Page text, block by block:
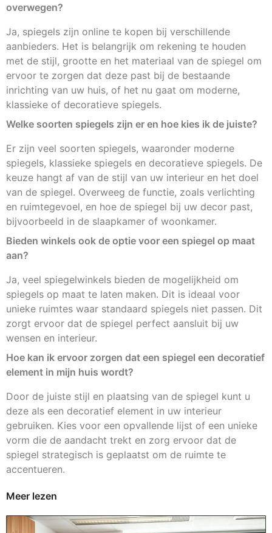
overwegen?
Ja, spiegels zijn online te kopen bij verschillende
aanbieders. Het is belangrijk om rekening te houden
met de stijl, grootte en het materiaal van de spiegel om
ervoor te zorgen dat deze past bij de bestaande
inrichting van uw huis, of het nu gaat om moderne,
klassieke of decoratieve spiegels.
Welke soorten spiegels zijn er en hoe kies ik de juiste?
Er zijn veel soorten spiegels, waaronder moderne
spiegels, klassieke spiegels en decoratieve spiegels. De
keuze hangt af van de stijl van uw interieur en het doel
van de spiegel. Overweeg de functie, zoals verlichting
en ruimtegevoel, en hoe de spiegel bij uw decor past,
bijvoorbeeld in de slaapkamer of woonkamer.
Bieden winkels ook de optie voor een spiegel op maat
aan?
Ja, veel spiegelwinkels bieden de mogelijkheid om
spiegels op maat te laten maken. Dit is ideaal voor
unieke ruimtes waar standaard spiegels niet passen. Dit
zorgt ervoor dat de spiegel perfect aansluit bij uw
wensen en interieur.
Hoe kan ik ervoor zorgen dat een spiegel een decoratief
element in mijn huis wordt?
Door de juiste stijl en plaatsing van de spiegel kunt u
deze als een decoratief element in uw interieur
gebruiken. Kies voor een opvallende lijst of een unieke
vorm die de aandacht trekt en zorg ervoor dat de
spiegel strategisch is geplaatst om de ruimte te
accentueren.
Meer lezen